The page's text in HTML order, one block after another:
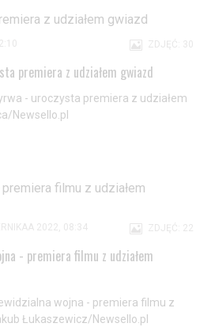
ZDJĘĆ: 30
premiera z udziałem gwiazd
- uroczysta premiera z udziałem
Newsello.pl
ZDJĘĆ: 22
2022, 08:34
- premiera filmu z udziałem
wojna - premiera filmu z
Łukaszewicz/Newsello.pl